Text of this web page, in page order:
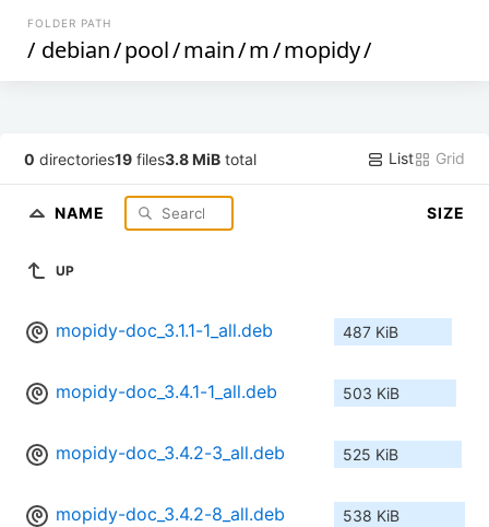
FOLDER PATH
/ debian/pool/main/m/mopidy/
0 directories19 files3.8 MiB total List Grid
NAME SIZE
UP
mopidy-doc_3.1.1-1_all.deb 487 KiB
mopidy-doc_3.4.1-1_all.deb 503 KiB
mopidy-doc_3.4.2-3_all.deb 525 KiB
mopidy-doc_3.4.2-8_all.deb 538 KiB